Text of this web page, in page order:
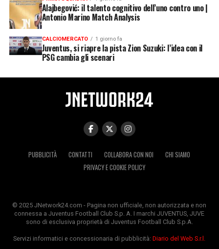
Alajbegović: il talento cognitivo dell’uno contro uno |
Antonio Marino Match Analysis
CALCIOMERCATO 1 giorno fa
Juventus, si riapre la pista Zion Suzuki: l’idea con il
PSG cambia gli scenari
PUBBLICITÀ CONTATTI COLLABORA CON NOI
CHI SIAMO
PRIVACY E COOKIE POLICY
© 2025 JNetwork24.com - Pagina non ufficiale, non autorizzata e non
connessa a Juventus Football Club S.p. A. I marchi JUVENTUS, JUVE
sono di esclusiva proprietà di Juventus Football Club S.p.A.
Servizi informatici e concessionaria di pubblicità:Diario del Web S.r.l.